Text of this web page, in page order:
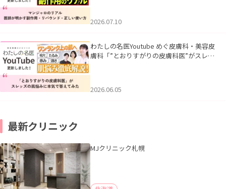
2026.07.10
わたしの名医Youtube めぐ皮膚科・美容皮
膚科「”とおりすがりの皮膚科医”がスレッ
2026.06.05
最新クリニック
MJクリニック札幌